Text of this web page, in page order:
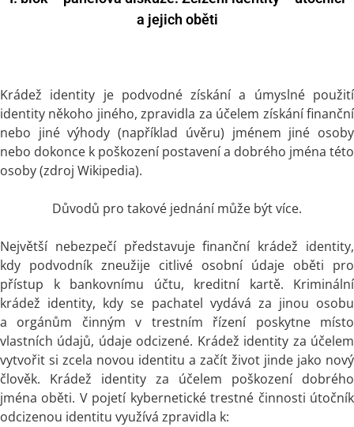
a jejich oběti
Krádež identity je podvodné získání a úmyslné použití
identity někoho jiného, zpravidla za účelem získání finanční
nebo jiné výhody (například úvěru) jménem jiné osoby
nebo dokonce k poškození postavení a dobrého jména této
osoby (zdroj Wikipedia).
Důvodů pro takové jednání může být více.
Největší nebezpečí představuje finanční krádež identity,
kdy podvodník zneužije citlivé osobní údaje oběti pro
přístup k bankovnímu účtu, kreditní kartě. Kriminální
krádež identity, kdy se pachatel vydává za jinou osobu
a orgánům činným v trestním řízení poskytne místo
vlastních údajů, údaje odcizené. Krádež identity za účelem
vytvořit si zcela novou identitu a začít život jinde jako nový
člověk. Krádež identity za účelem poškození dobrého
jména oběti. V pojetí kybernetické trestné činnosti útočník
odcizenou identitu využívá zpravidla k: